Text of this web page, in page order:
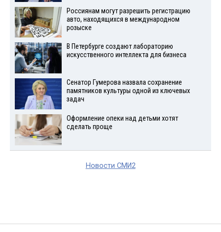
Россиянам могут разрешить регистрацию
авто, находящихся в международном
розыске
В Петербурге создают лабораторию
искусственного интеллекта для бизнеса
Сенатор Гумерова назвала сохранение
памятников культуры одной из ключевых
задач
Оформление опеки над детьми хотят
сделать проще
Новости СМИ2